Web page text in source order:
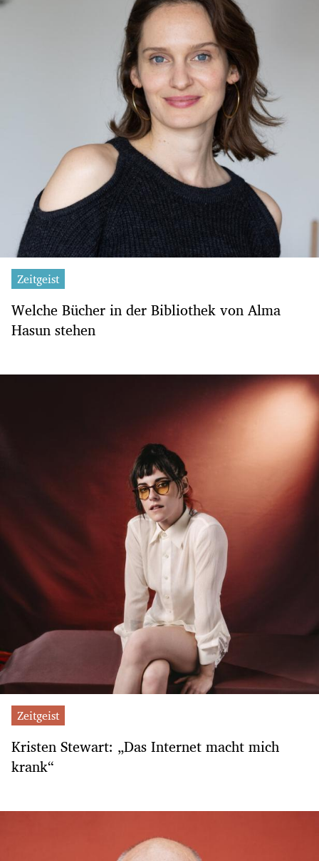
Zeitgeist
Welche Bücher in der Bibliothek von Alma
Hasun stehen
Zeitgeist
Kristen Stewart: „Das Internet macht mich
krank“